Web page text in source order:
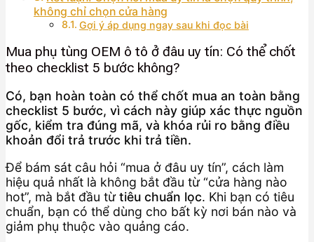
không chỉ chọn cửa hàng
Gợi ý áp dụng ngay sau khi đọc bài
Mua phụ tùng OEM ô tô ở đâu uy tín: Có thể chốt
theo checklist 5 bước không?
Có, bạn hoàn toàn có thể chốt mua an toàn bằng
checklist 5 bước, vì cách này giúp xác thực nguồn
gốc, kiểm tra đúng mã, và khóa rủi ro bằng điều
khoản đổi trả trước khi trả tiền.
Để bám sát câu hỏi “mua ở đâu uy tín”, cách làm
hiệu quả nhất là không bắt đầu từ “cửa hàng nào
hot”, mà bắt đầu từtiêu chuẩn lọc. Khi bạn có tiêu
chuẩn, bạn có thể dùng cho bất kỳ nơi bán nào và
giảm phụ thuộc vào quảng cáo.